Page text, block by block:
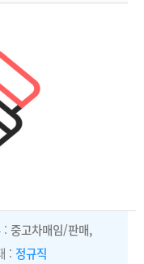
: 중고차매임/판매,
: 정규직